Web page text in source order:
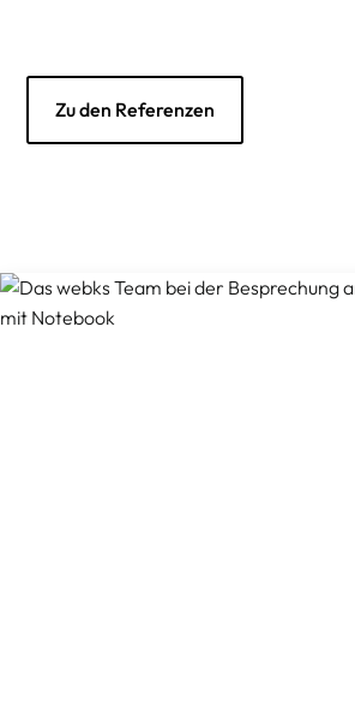
Zu den Referenzen